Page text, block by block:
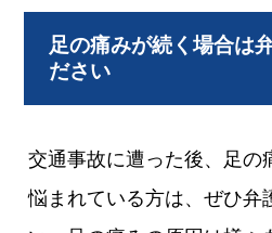
足の痛みが続く場合は
ださい
交通事故に遭った後、足の
悩まれている方は、ぜひ弁